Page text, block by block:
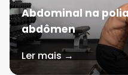
Abdominal na
abdômen
Ler mais →